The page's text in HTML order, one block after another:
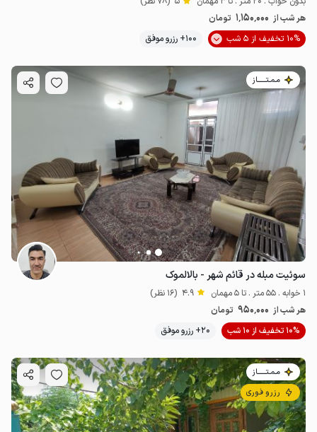
هر شب از 1٬150٬000 تومان
10% تخفیف از 5 شب
100+ رزرو موفق
مـمـتــــــاز
سوئیت مبله در قائم شهر - بالالموک
1 خوابه . 55 متر . تا 5 مهمان 4.9 (16 نظر)
هر شب از 950٬000 تومان
10% تخفیف از 10 شب
20+ رزرو موفق
مـمـتــــــاز
رزرو فوری